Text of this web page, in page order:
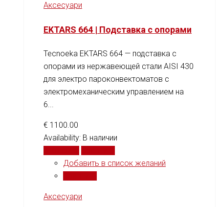
Аксесуари
EKTARS 664 | Подставка с опорами
Tecnoeka EKTARS 664 — подставка с
опорами из нержавеющей стали AISI 430
для электро пароконвектоматов с
электромеханическим управлением на
6...
€ 1100.00
Availability: В наличии
Добавить в список желаний
Аксесуари